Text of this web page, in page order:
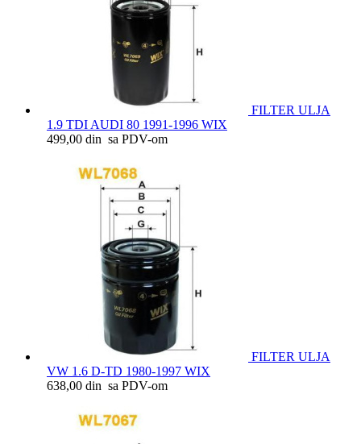
FILTER ULJA
1.9 TDI AUDI 80 1991-1996 WIX
499,00 din sa PDV-om
FILTER ULJA
VW 1.6 D-TD 1980-1997 WIX
638,00 din sa PDV-om